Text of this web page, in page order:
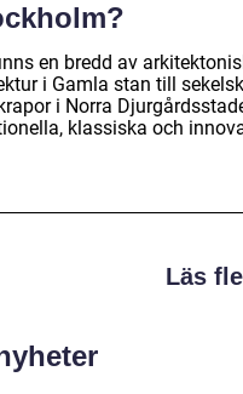
en bredd av
i Gamla stan till
i Norra
klassiska och
Läs